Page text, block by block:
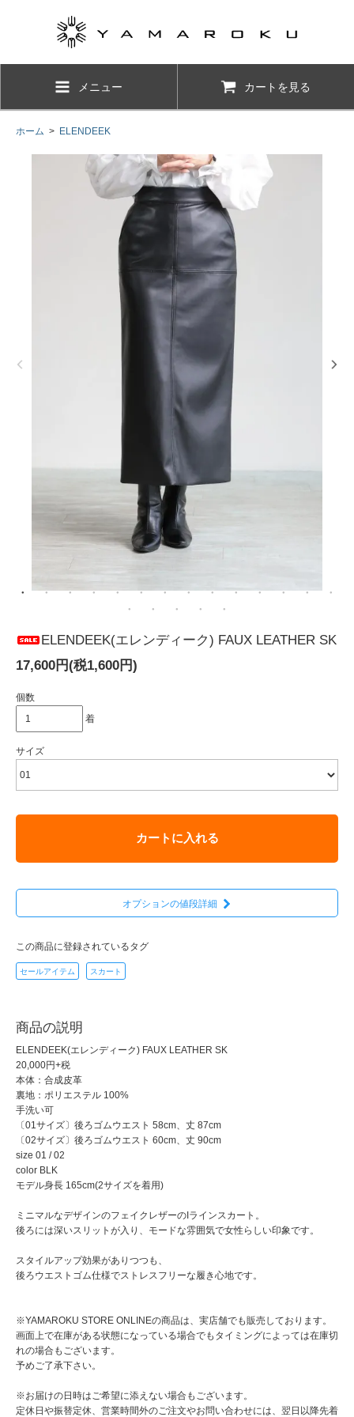
メニュー カートを見る
ホーム > ELENDEEK
ELENDEEK(エレンディーク) FAUX LEATHER SK
17,600円(税1,600円)
個数
着
サイズ
カートに入れる
オプションの値段詳細
この商品に登録されているタグ
セールアイテム スカート
商品の説明
ELENDEEK(エレンディーク) FAUX LEATHER SK
20,000円+税
本体：合成皮革
裏地：ポリエステル 100%
手洗い可
〔01サイズ〕後ろゴムウエスト 58cm、丈 87cm
〔02サイズ〕後ろゴムウエスト 60cm、丈 90cm
size 01 / 02
color BLK
モデル身長 165cm(2サイズを着用)
ミニマルなデザインのフェイクレザーのIラインスカート。
後ろには深いスリットが入り、モードな雰囲気で女性らしい印象です。
スタイルアップ効果がありつつも、
後ろウエストゴム仕様でストレスフリーな履き心地です。
※YAMAROKU STORE ONLINEの商品は、実店舗でも販売しております。
画面上で在庫がある状態になっている場合でもタイミングによっては在庫切
れの場合もございます。
予めご了承下さい。
※お届けの日時はご希望に添えない場合もございます。
定休日や振替定休、営業時間外のご注文やお問い合わせには、翌日以降先着